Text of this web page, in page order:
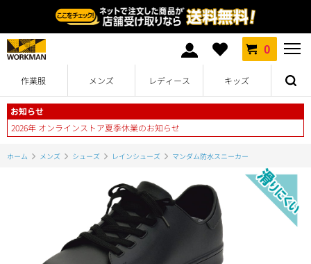
0
作業服 メンズ レディース キッズ
お知らせ
2026年 オンラインストア夏季休業のお知らせ
ホーム メンズ シューズ レインシューズ マンダム防水スニーカー